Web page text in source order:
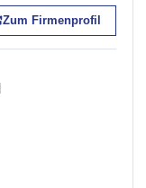
Zum Firmenprofil